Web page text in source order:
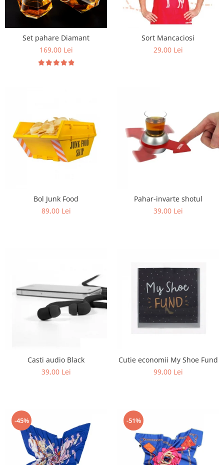
Set pahare Diamant
169,00 Lei
Sort Mancaciosi
29,00 Lei
Bol Junk Food
89,00 Lei
Pahar-invarte shotul
39,00 Lei
Casti audio Black
39,00 Lei
Cutie economii My Shoe Fund
99,00 Lei
-45% -51%